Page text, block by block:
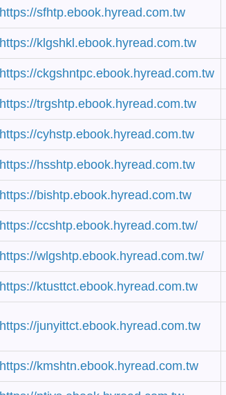
https://sfhtp.ebook.hyread.com.tw
https://klgshkl.ebook.hyread.com.tw
https://ckgshntpc.ebook.hyread.com.tw
https://trgshtp.ebook.hyread.com.tw
https://cyhstp.ebook.hyread.com.tw
https://hsshtp.ebook.hyread.com.tw
https://bishtp.ebook.hyread.com.tw
https://ccshtp.ebook.hyread.com.tw/
https://wlgshtp.ebook.hyread.com.tw/
https://ktusttct.ebook.hyread.com.tw
https://junyittct.ebook.hyread.com.tw
https://kmshtn.ebook.hyread.com.tw